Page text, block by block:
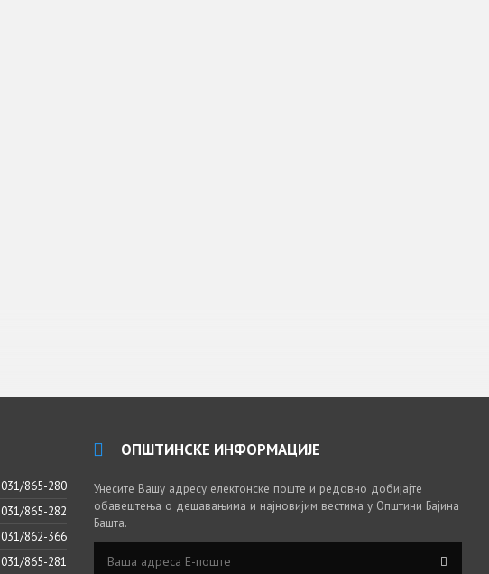
031/865-280
031/865-282
031/862-366
031/865-281
ОПШТИНСКЕ ИНФОРМАЦИЈЕ
Унесите Вашу адресу електонске поште и редовно добијајте
обавештења о дешавањима и најновијим вестима у Општини Бајина
Башта.